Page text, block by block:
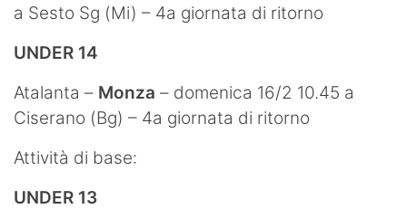
a Sesto Sg (Mi) – 4a giornata di ritorno
UNDER 14
Atalanta – Monza – domenica 16/2 10.45 a
Ciserano (Bg) – 4a giornata di ritorno
Attività di base:
UNDER 13